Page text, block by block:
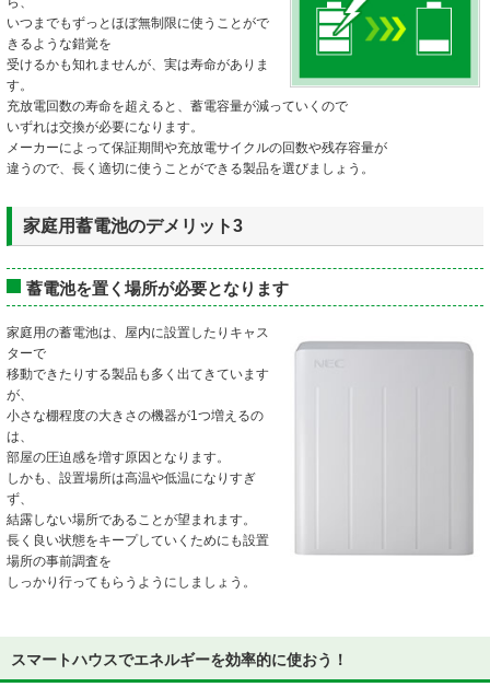
いつまでもずっとほぼ無制限に使うことがで
きるような錯覚を
受けるかも知れませんが、実は寿命がありま
す。
充放電回数の寿命を超えると、蓄電容量が減っていくので
いずれは交換が必要になります。
メーカーによって保証期間や充放電サイクルの回数や残存容量が
違うので、長く適切に使うことができる製品を選びましょう。
家庭用蓄電池のデメリット3
蓄電池を置く場所が必要となります
家庭用の蓄電池は、屋内に設置したりキャス
ターで
移動できたりする製品も多く出てきています
が、
小さな棚程度の大きさの機器が1つ増えるの
は、
部屋の圧迫感を増す原因となります。
しかも、設置場所は高温や低温になりすぎ
ず、
結露しない場所であることが望まれます。
長く良い状態をキープしていくためにも設置
場所の事前調査を
しっかり行ってもらうようにしましょう。
スマートハウスでエネルギーを効率的に使おう！